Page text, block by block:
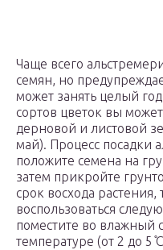
Чаще всего
семян, но
может занять целый
сортов цветок вы
дерновой и листовой
май). Процесс посадки
положите семена на
затем прикройте
срок восхода
воспользоваться
поместите во влажный
температуре (от 2 до 5